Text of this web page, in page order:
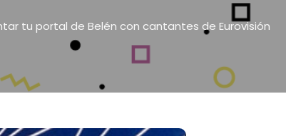
tu portal de Belén con cantantes de Eurovisión